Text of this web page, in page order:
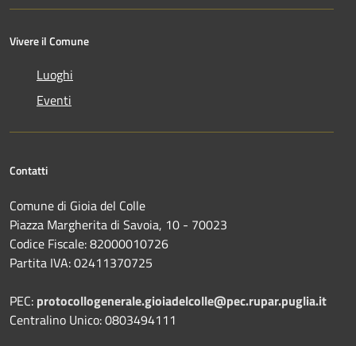
Vivere il Comune
Luoghi
Eventi
Contatti
Comune di Gioia del Colle
Piazza Margherita di Savoia, 10 - 70023
Codice Fiscale: 82000010726
Partita IVA: 02411370725
PEC: protocollogenerale.gioiadelcolle@pec.rupar.puglia.it
Centralino Unico: 0803494111